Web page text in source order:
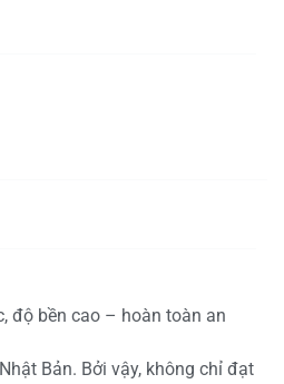
độ bền cao – hoàn toàn an
Bản. Bởi vậy, không chỉ đạt